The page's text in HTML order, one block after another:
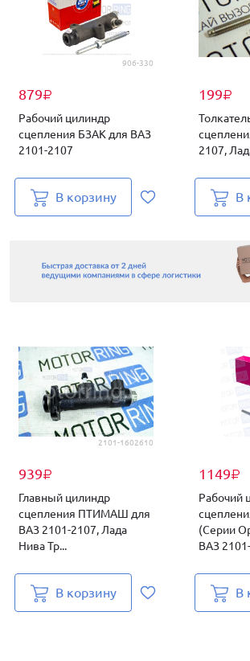
906-330
879₽
Рабочий цилиндр
сцепления БЗАК для ВАЗ
2101-2107
В корзину
199₽
2107,
В
2101-1602610
939₽
Главный цилиндр
сцепления ПТИМАШ для
ВАЗ 2101-2107, Лада
Нива Тр...
В корзину
1149₽
Рабочий
(Серии
ВАЗ
В